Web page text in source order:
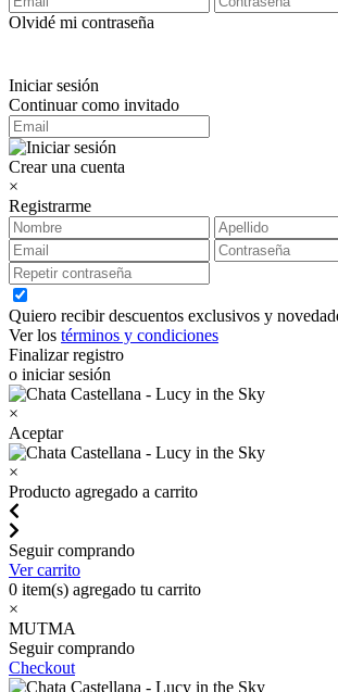
Olvidé mi contraseña
Iniciar sesión
Continuar como invitado
Crear una cuenta
×
Registrarme
Quiero recibir descuentos exclusivos y
Ver los términos y condiciones
Finalizar registro
o iniciar sesión
×
Aceptar
×
Producto agregado a carrito
Seguir comprando
Ver carrito
0 item(s) agregado tu carrito
×
MUTMA
Seguir comprando
Checkout